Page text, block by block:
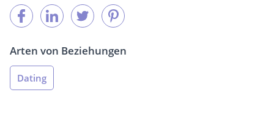
Arten von Beziehungen
Dating